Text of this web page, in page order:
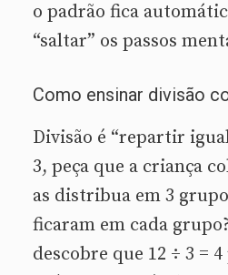
o padrão fica
“saltar” os passos
Como ensinar divisão
Divisão é “repartir
3, peça que a criança
as distribua em 3
ficaram em cada
descobre que 12 ÷ 3 =